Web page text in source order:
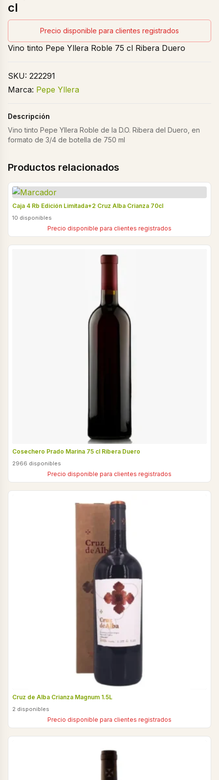
cl
Precio disponible para clientes registrados
Vino tinto Pepe Yllera Roble 75 cl Ribera Duero
SKU: 222291
Marca: Pepe Yllera
Descripción
Vino tinto Pepe Yllera Roble de la D.O. Ribera del Duero, en
formato de 3/4 de botella de 750 ml
Productos relacionados
Caja 4 Rb Edición Limitada+2 Cruz Alba Crianza 70cl
10 disponibles
Precio disponible para clientes registrados
Cosechero Prado Marina 75 cl Ribera Duero
2966 disponibles
Precio disponible para clientes registrados
Cruz de Alba Crianza Magnum 1.5L
2 disponibles
Precio disponible para clientes registrados